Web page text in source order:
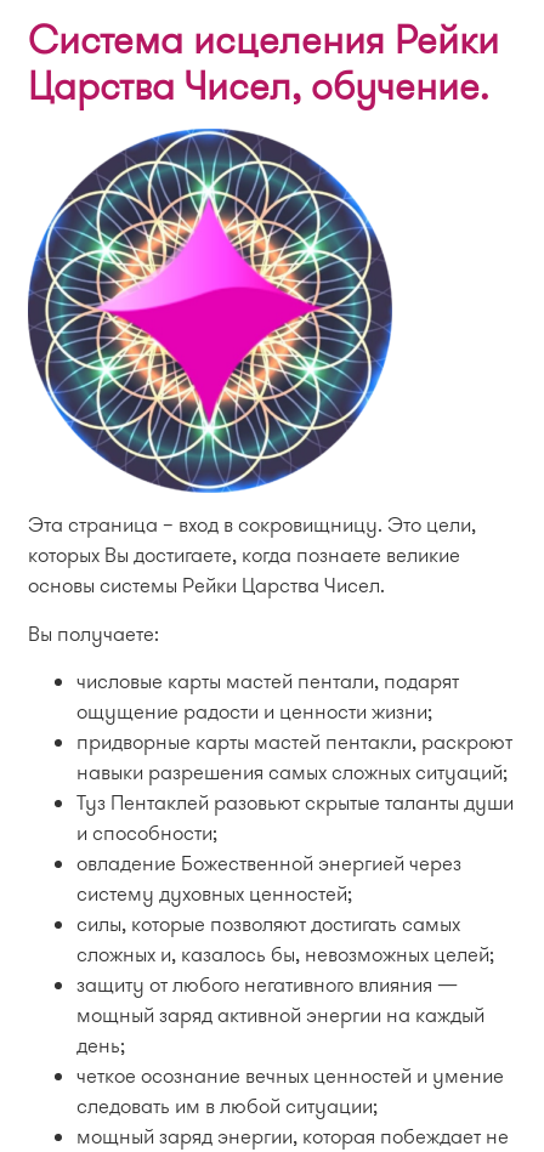
Система исцеления Рейки
Царства Чисел, обучение.
Эта страница – вход в сокровищницу. Это цели,
которых Вы достигаете, когда познаете великие
основы системы Рейки Царства Чисел.
Вы получаете:
числовые карты мастей пентали, подарят
ощущение радости и ценности жизни;
придворные карты мастей пентакли, раскроют
навыки разрешения самых сложных ситуаций;
Туз Пентаклей разовьют скрытые таланты души
и способности;
овладение Божественной энергией через
систему духовных ценностей;
силы, которые позволяют достигать самых
сложных и, казалось бы, невозможных целей;
защиту от любого негативного влияния —
мощный заряд активной энергии на каждый
день;
четкое осознание вечных ценностей и умение
следовать им в любой ситуации;
мощный заряд энергии, которая побеждает не